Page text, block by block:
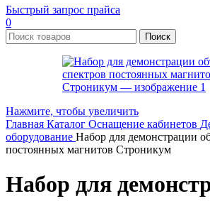
Быстрый запрос прайса
0
Поиск
Нажмите, чтобы увеличить
Главная Каталог Оснащение кабинетов
оборудование Набор для демонстрации
постоянных магнитов Строникум
Набор для